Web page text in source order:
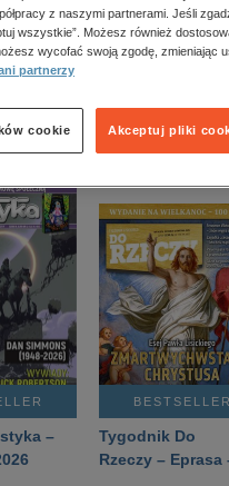
–
BESTSELLER
Tygodnik Do
Rzeczy – Eprasa
z naszymi partnerami. Jeśli
wszystkie”. Możesz również
wycofać swoją zgodę, zmieniając
partnerzy
Akceptuj pliki
cookie